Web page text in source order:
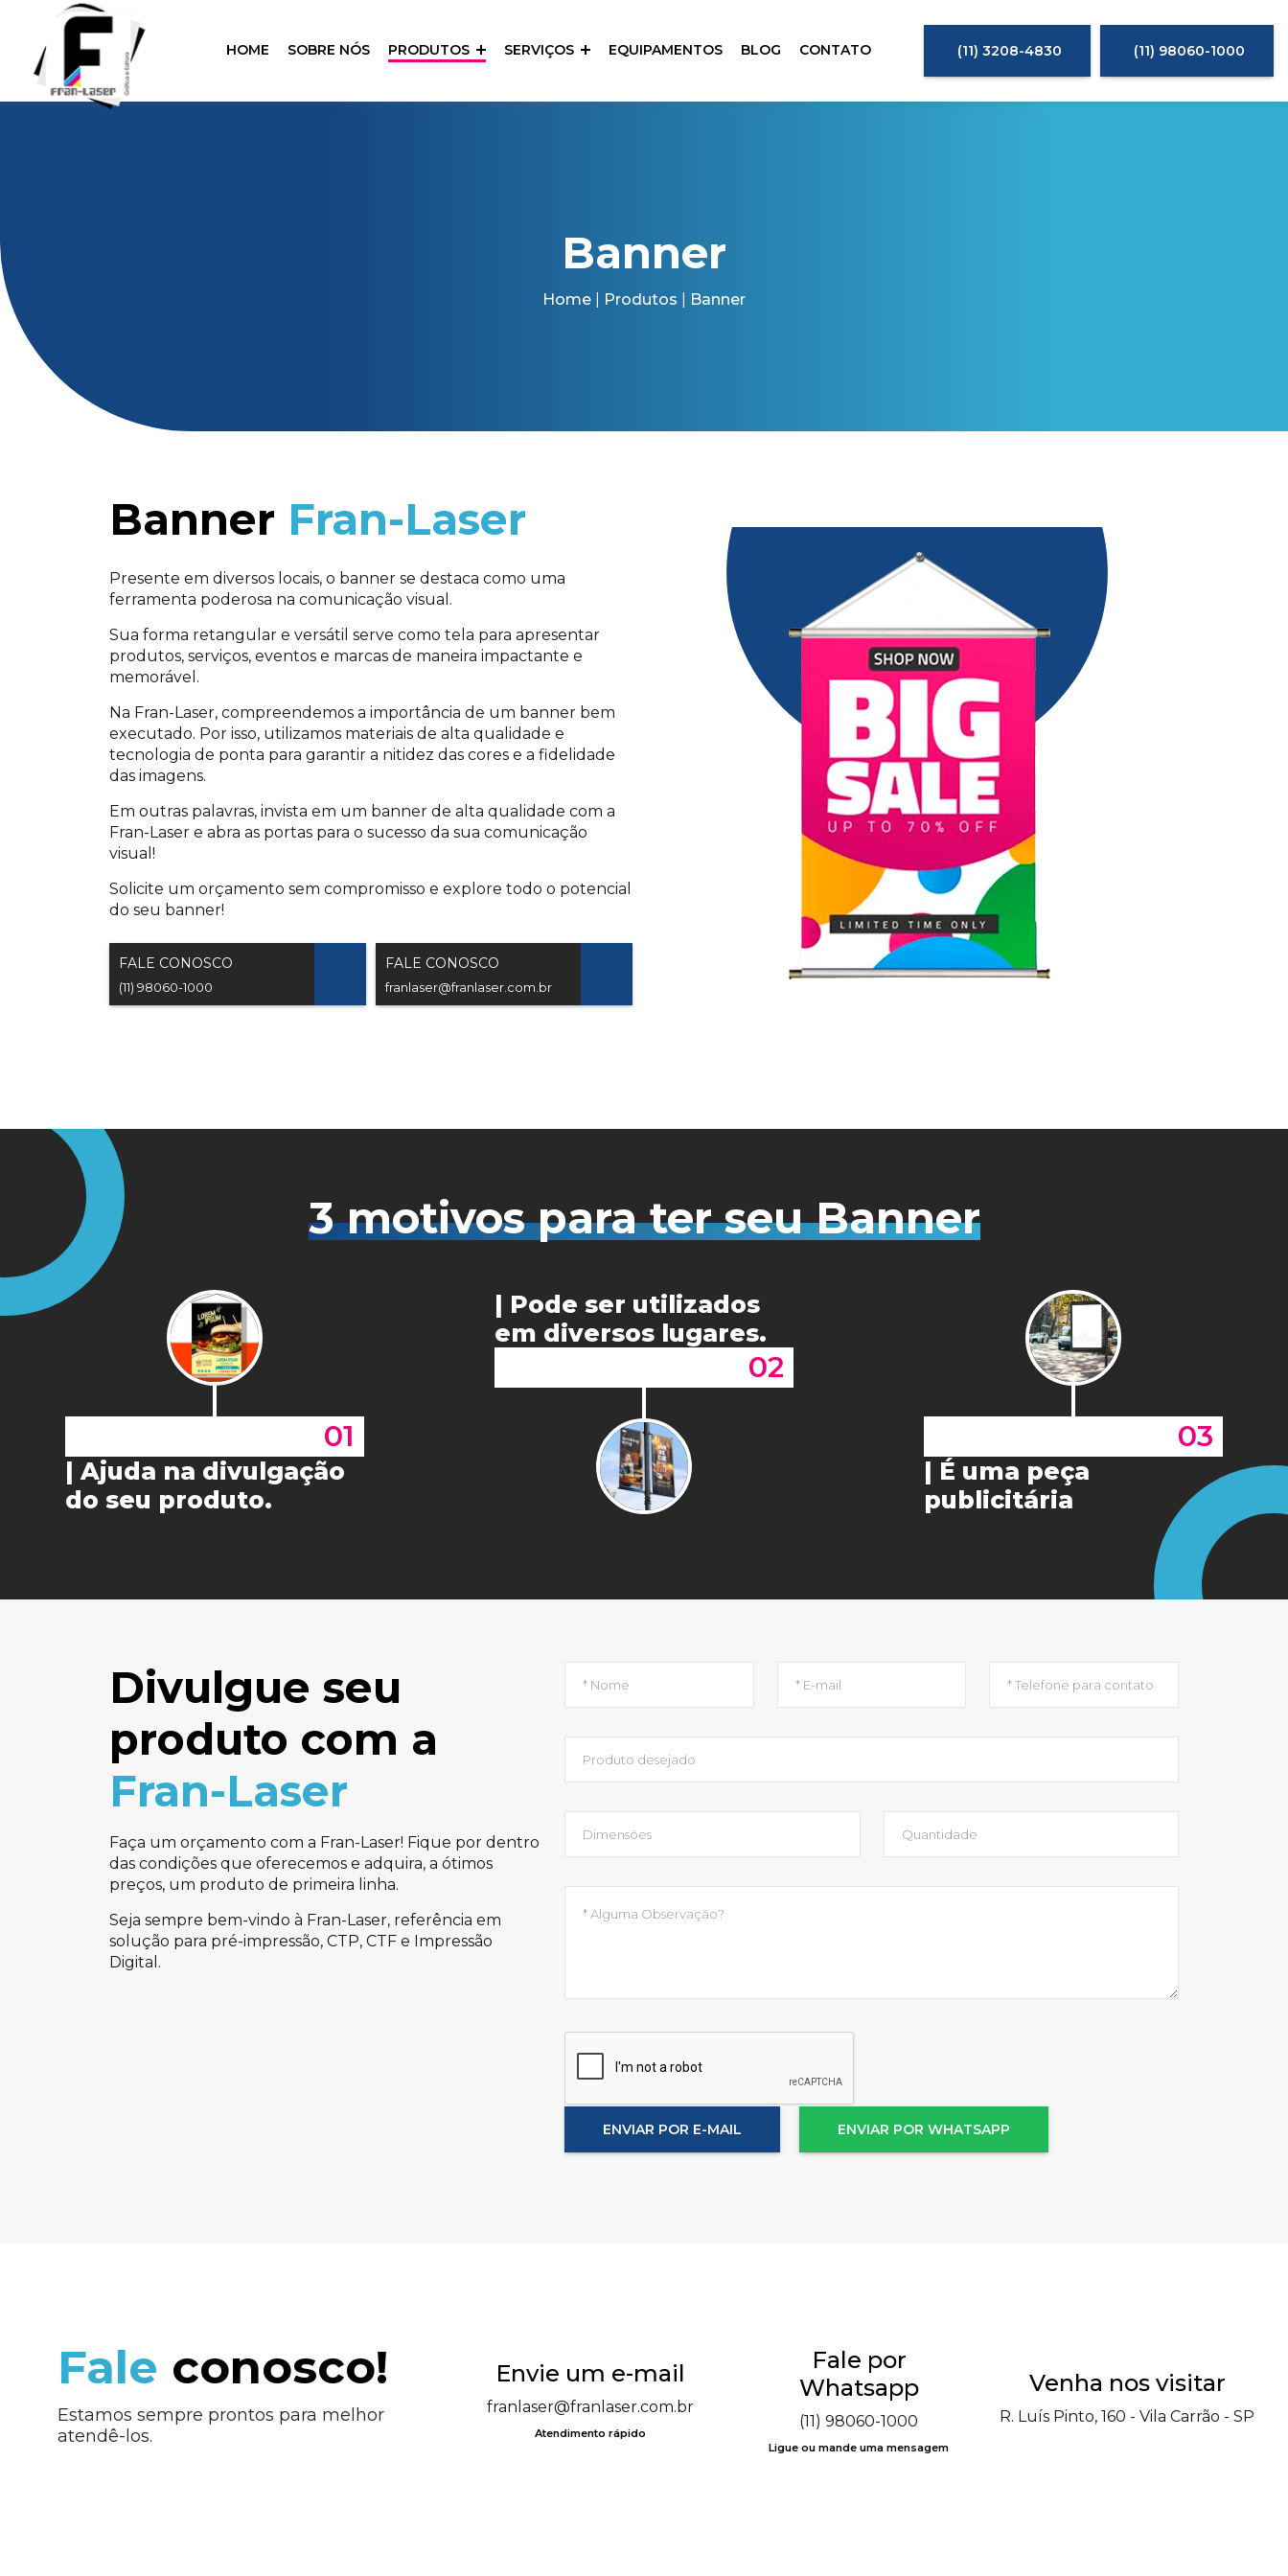
HOME SOBRE NÓS PRODUTOS SERVIÇOS EQUIPAMENTOS BLOG CONTATO (11) 3208-4830 (11) 98060-1000
Banner
Home Produtos Banner
Banner Fran-Laser
Presente em diversos locais, o banner se destaca como uma
ferramenta poderosa na comunicação visual.
Sua forma retangular e versátil serve como tela para apresentar
produtos, serviços, eventos e marcas de maneira impactante e
memorável.
Na Fran-Laser, compreendemos a importância de um banner bem
executado. Por isso, utilizamos materiais de alta qualidade e
tecnologia de ponta para garantir a nitidez das cores e a fidelidade
das imagens.
Em outras palavras, invista em um banner de alta qualidade com a
Fran-Laser e abra as portas para o sucesso da sua comunicação
visual!
Solicite um orçamento sem compromisso e explore todo o potencial
do seu banner!
FALE CONOSCO
(11) 98060-1000
FALE CONOSCO
franlaser@franlaser.com.br
3 motivos para ter seu Banner
01
| Ajuda na divulgação
do seu produto.
02
| Pode ser utilizados
em diversos lugares.
03
| É uma peça
publicitária
Divulgue seu
produto com a
Fran-Laser
Faça um orçamento com a Fran-Laser! Fique por dentro
das condições que oferecemos e adquira, a ótimos
preços, um produto de primeira linha.
Seja sempre bem-vindo à Fran-Laser, referência em
solução para pré-impressão, CTP, CTF e Impressão
Digital.
ENVIAR POR E-MAIL ENVIAR POR WHATSAPP
Fale conosco!
Estamos sempre prontos para melhor
atendê-los.
Envie um e-mail
franlaser@franlaser.com.br
Atendimento rápido
Fale por
Whatsapp
(11) 98060-1000
Ligue ou mande uma mensagem
Venha nos visitar
R. Luís Pinto, 160 - Vila Carrão - SP